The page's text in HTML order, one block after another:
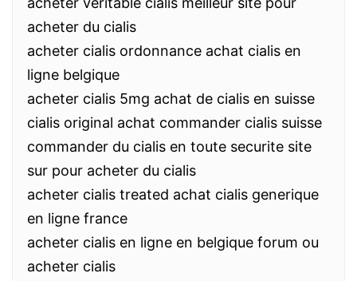
acheter du cialis
acheter cialis ordonnance achat cialis en
ligne belgique
acheter cialis 5mg achat de cialis en suisse
cialis original achat commander cialis suisse
commander du cialis en toute securite site
sur pour acheter du cialis
acheter cialis treated achat cialis generique
en ligne france
acheter cialis en ligne en belgique forum ou
acheter cialis